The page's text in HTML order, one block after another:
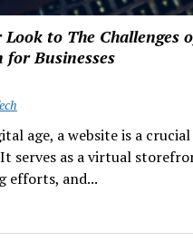
Look to The Challenges
for Businesses
age, a website is a
It serves as a virtual
efforts, and...